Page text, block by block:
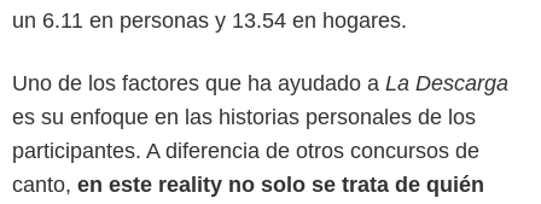
un 6.11 en personas y 13.54 en hogares.
Uno de los factores que ha ayudado a La Descarga
es su enfoque en las historias personales de los
participantes. A diferencia de otros concursos de
canto, en este reality no solo se trata de quién